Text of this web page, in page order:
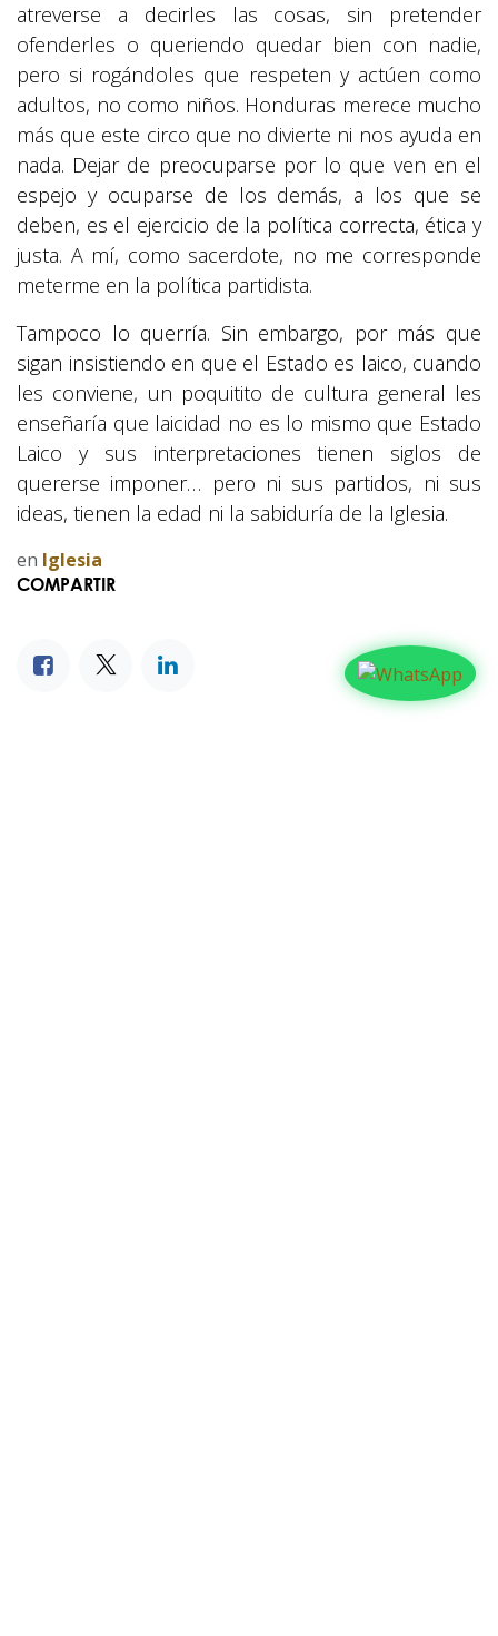
atreverse a decirles las cosas, sin pretender
ofenderles o queriendo quedar bien con nadie,
pero si rogándoles que respeten y actúen como
adultos, no como niños. Honduras merece mucho
más que este circo que no divierte ni nos ayuda en
nada. Dejar de preocuparse por lo que ven en el
espejo y ocuparse de los demás, a los que se
deben, es el ejercicio de la política correcta, ética y
justa. A mí, como sacerdote, no me corresponde
meterme en la política partidista.
Tampoco lo querría. Sin embargo, por más que
sigan insistiendo en que el Estado es laico, cuando
les conviene, un poquitito de cultura general les
enseñaría que laicidad no es lo mismo que Estado
Laico y sus interpretaciones tienen siglos de
quererse imponer… pero ni sus partidos, ni sus
ideas, tienen la edad ni la sabiduría de la Iglesia.
en Iglesia
COMPARTIR